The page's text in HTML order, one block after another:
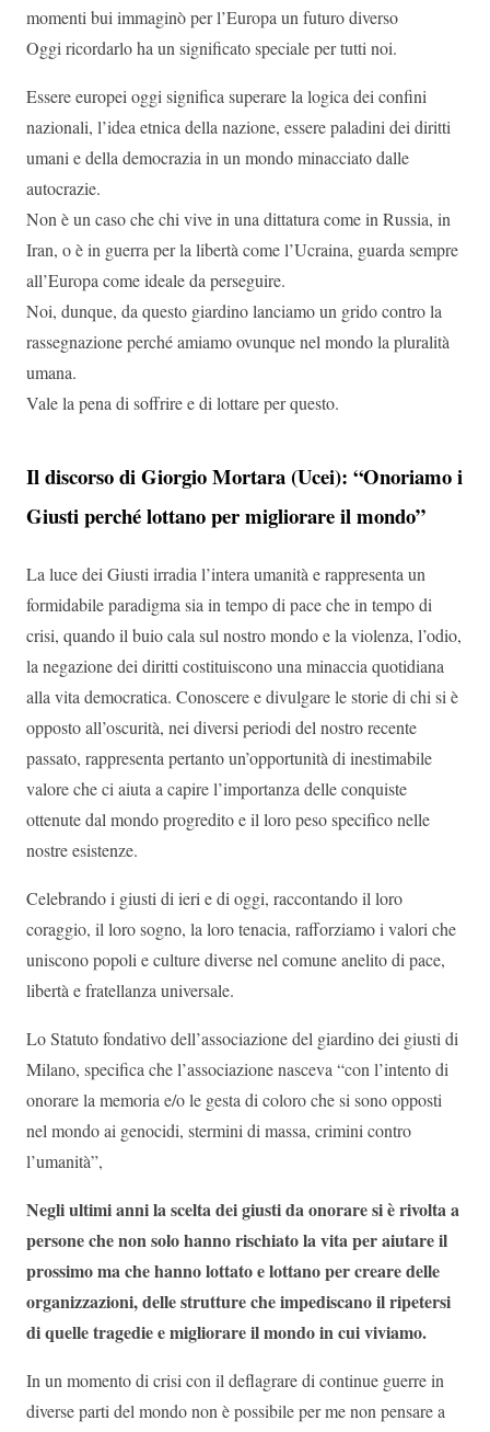
momenti bui immaginò per l’Europa un futuro diverso
Oggi ricordarlo ha un significato speciale per tutti noi.
Essere europei oggi significa superare la logica dei confini
nazionali, l’idea etnica della nazione, essere paladini dei diritti
umani e della democrazia in un mondo minacciato dalle
autocrazie.
Non è un caso che chi vive in una dittatura come in Russia, in
Iran, o è in guerra per la libertà come l’Ucraina, guarda sempre
all’Europa come ideale da perseguire.
Noi, dunque, da questo giardino lanciamo un grido contro la
rassegnazione perché amiamo ovunque nel mondo la pluralità
umana.
Vale la pena di soffrire e di lottare per questo.
Il discorso di Giorgio Mortara (Ucei): “Onoriamo i
Giusti perché lottano per migliorare il mondo”
La luce dei Giusti irradia l’intera umanità e rappresenta un
formidabile paradigma sia in tempo di pace che in tempo di
crisi, quando il buio cala sul nostro mondo e la violenza, l’odio,
la negazione dei diritti costituiscono una minaccia quotidiana
alla vita democratica. Conoscere e divulgare le storie di chi si è
opposto all’oscurità, nei diversi periodi del nostro recente
passato, rappresenta pertanto un’opportunità di inestimabile
valore che ci aiuta a capire l’importanza delle conquiste
ottenute dal mondo progredito e il loro peso specifico nelle
nostre esistenze.
Celebrando i giusti di ieri e di oggi, raccontando il loro
coraggio, il loro sogno, la loro tenacia, rafforziamo i valori che
uniscono popoli e culture diverse nel comune anelito di pace,
libertà e fratellanza universale.
Lo Statuto fondativo dell’associazione del giardino dei giusti di
Milano, specifica che l’associazione nasceva “con l’intento di
onorare la memoria e/o le gesta di coloro che si sono opposti
nel mondo ai genocidi, stermini di massa, crimini contro
l’umanità”,
Negli ultimi anni la scelta dei giusti da onorare si è rivolta a
persone che non solo hanno rischiato la vita per aiutare il
prossimo ma che hanno lottato e lottano per creare delle
organizzazioni, delle strutture che impediscano il ripetersi
di quelle tragedie e migliorare il mondo in cui viviamo.
In un momento di crisi con il deflagrare di continue guerre in
diverse parti del mondo non è possibile per me non pensare a